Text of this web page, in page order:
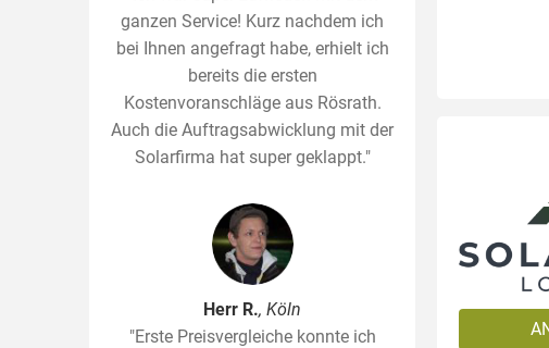
ganzen Service! Kurz nachdem ich
bei Ihnen angefragt habe, erhielt ich
bereits die ersten
Kostenvoranschläge aus Rösrath.
Auch die Auftragsabwicklung mit der
Solarfirma hat super geklappt."
Herr R., Köln
"Erste Preisvergleiche konnte ich